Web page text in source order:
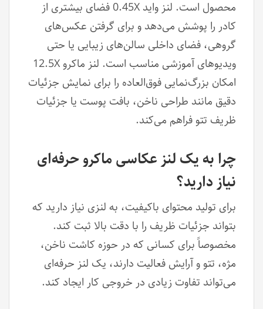
محصول است. لنز واید 0.45X فضای بیشتری از
کادر را پوشش می‌دهد و برای گرفتن عکس‌های
گروهی، فضای داخلی سالن‌های زیبایی یا حتی
ویدیوهای آموزشی مناسب است. لنز ماکرو 12.5X
امکان بزرگ‌نمایی فوق‌العاده را برای نمایش جزئیات
دقیق مانند طراحی ناخن، بافت پوست یا جزئیات
ظریف تتو فراهم می‌کند.
چرا به یک لنز عکاسی ماکرو حرفه‌ای
نیاز دارید؟
برای تولید محتوای باکیفیت، به لنزی نیاز دارید که
بتواند جزئیات ظریف را با دقت بالا ثبت کند.
مخصوصاً برای کسانی که در حوزه کاشت ناخن،
مژه، تتو و آرایش فعالیت دارند، یک لنز حرفه‌ای
می‌تواند تفاوت زیادی در خروجی کار ایجاد کند.